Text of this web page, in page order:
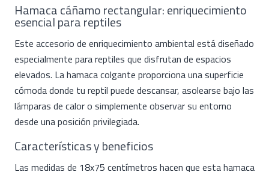
Hamaca cáñamo rectangular: enriquecimiento
esencial para reptiles
Este accesorio de enriquecimiento ambiental está diseñado
especialmente para reptiles que disfrutan de espacios
elevados. La hamaca colgante proporciona una superficie
cómoda donde tu reptil puede descansar, asolearse bajo las
lámparas de calor o simplemente observar su entorno
desde una posición privilegiada.
Características y beneficios
Las medidas de 18x75 centímetros hacen que esta hamaca